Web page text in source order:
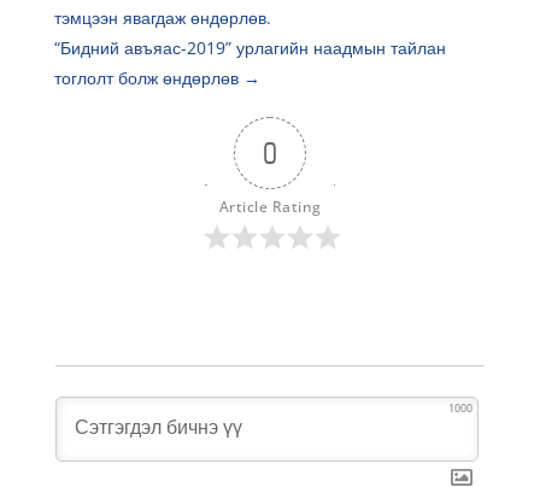
тэмцээн явагдаж өндөрлөв.
“Бидний авъяас-2019” урлагийн наадмын тайлан
тоглолт болж өндөрлөв →
0
Article Rating
1000